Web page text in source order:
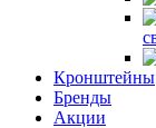
Кронштейны
Бренды
Акции